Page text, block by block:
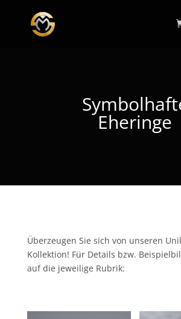
Eheringe
Überzeugen Sie sich von unseren
Kollektion! Für Details bzw.
auf die jeweilige Rubrik: